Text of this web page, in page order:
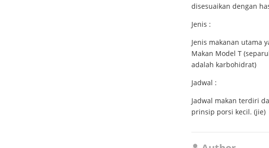
disesuaikan dengan
Jenis :
Jenis makanan utama
Makan Model T
adalah karbohidrat)
Jadwal :
Jadwal makan terdiri
prinsip porsi kecil. (jie)